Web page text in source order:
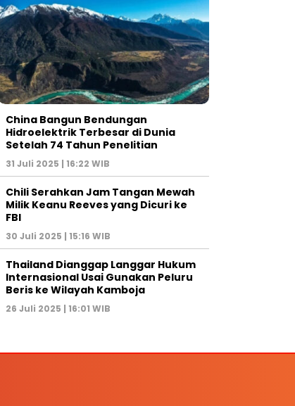
China Bangun Bendungan
Hidroelektrik Terbesar di Dunia
Setelah 74 Tahun Penelitian
31 Juli 2025 | 16:22 WIB
Chili Serahkan Jam Tangan Mewah
Milik Keanu Reeves yang Dicuri ke
FBI
30 Juli 2025 | 15:16 WIB
Thailand Dianggap Langgar Hukum
Internasional Usai Gunakan Peluru
Beris ke Wilayah Kamboja
26 Juli 2025 | 16:01 WIB